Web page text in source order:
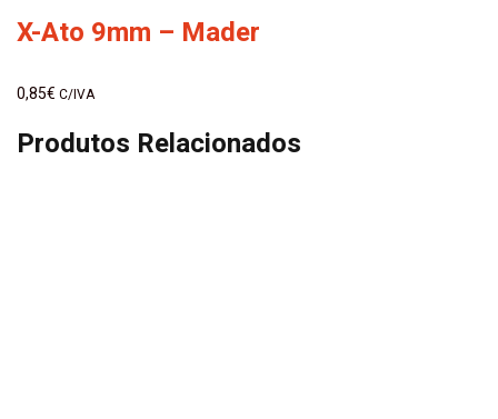
X-Ato 9mm – Mader
0,85€ C/IVA
Produtos Relacionados